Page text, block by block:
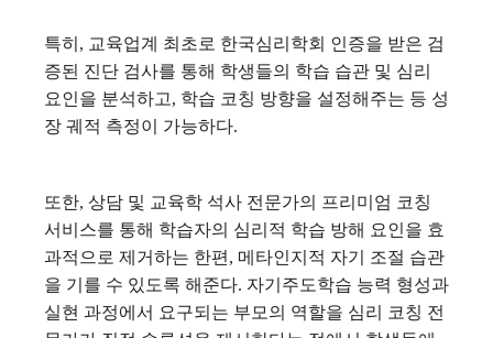
특히, 교육업계 최초로 한국심리학회 인증을 받은 검
증된 진단 검사를 통해 학생들의 학습 습관 및 심리
요인을 분석하고, 학습 코칭 방향을 설정해주는 등 성
장 궤적 측정이 가능하다.
또한, 상담 및 교육학 석사 전문가의 프리미엄 코칭
서비스를 통해 학습자의 심리적 학습 방해 요인을 효
과적으로 제거하는 한편, 메타인지적 자기 조절 습관
을 기를 수 있도록 해준다. 자기주도학습 능력 형성과
실현 과정에서 요구되는 부모의 역할을 심리 코칭 전